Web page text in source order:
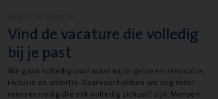
Vind de vacature die volledig
bij je past
We gaan volledig voor waar wij in geloven: innovatie,
inclusie en ambitie. Daarvoor hebben we nog meer
mensen nodig die ook volledig zichzelf zijn. Mensen